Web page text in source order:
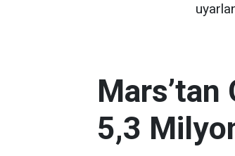
Mars’tan
5,3